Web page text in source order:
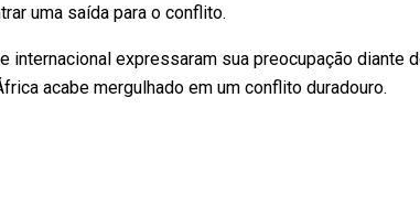
uma saída para o conflito.
internacional expressaram sua preocupação diante
acabe mergulhado em um conflito duradouro.